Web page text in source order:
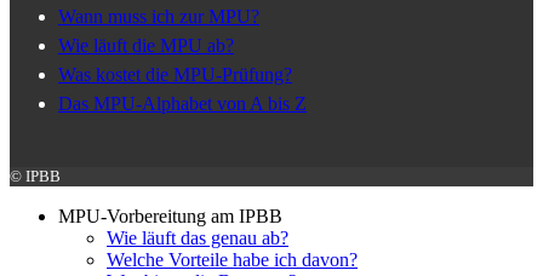
Wann muss ich zur MPU?
Wie läuft die MPU ab?
Was kostet die MPU-Prüfung?
Das MPU-Alphabet von A bis Z
© IPBB
MPU-Vorbereitung am IPBB
Wie läuft das genau ab?
Welche Vorteile habe ich davon?